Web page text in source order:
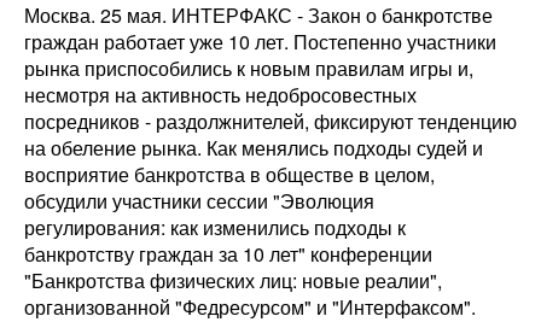
Москва. 25 мая. ИНТЕРФАКС - Закон о банкротстве
граждан работает уже 10 лет. Постепенно участники
рынка приспособились к новым правилам игры и,
несмотря на активность недобросовестных
посредников - раздолжнителей, фиксируют тенденцию
на обеление рынка. Как менялись подходы судей и
восприятие банкротства в обществе в целом,
обсудили участники сессии "Эволюция
регулирования: как изменились подходы к
банкротству граждан за 10 лет" конференции
"Банкротства физических лиц: новые реалии",
организованной "Федресурсом" и "Интерфаксом".